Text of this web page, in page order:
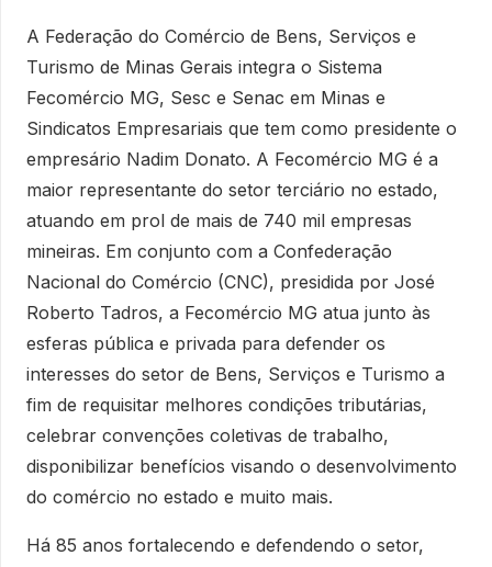
A Federação do Comércio de Bens, Serviços e
Turismo de Minas Gerais integra o Sistema
Fecomércio MG, Sesc e Senac em Minas e
Sindicatos Empresariais que tem como presidente o
empresário Nadim Donato. A Fecomércio MG é a
maior representante do setor terciário no estado,
atuando em prol de mais de 740 mil empresas
mineiras. Em conjunto com a Confederação
Nacional do Comércio (CNC), presidida por José
Roberto Tadros, a Fecomércio MG atua junto às
esferas pública e privada para defender os
interesses do setor de Bens, Serviços e Turismo a
fim de requisitar melhores condições tributárias,
celebrar convenções coletivas de trabalho,
disponibilizar benefícios visando o desenvolvimento
do comércio no estado e muito mais.
Há 85 anos fortalecendo e defendendo o setor,